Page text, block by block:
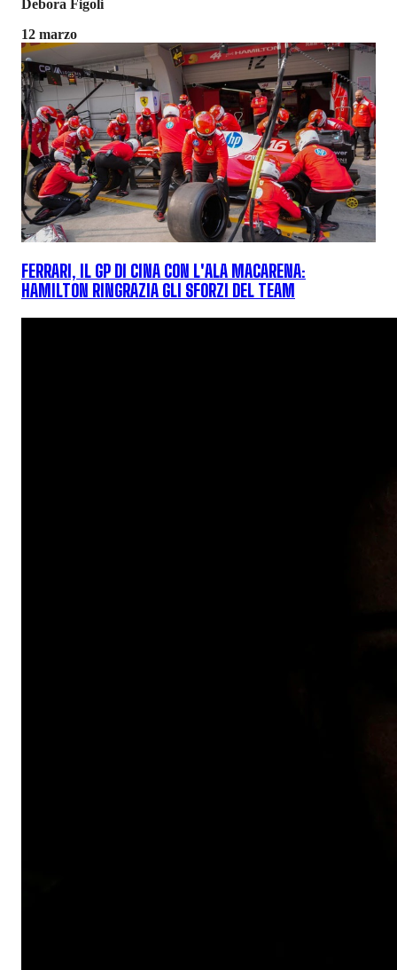
Debora Figoli
12 marzo
FERRARI, IL GP DI CINA CON L'ALA MACARENA:
HAMILTON RINGRAZIA GLI SFORZI DEL TEAM